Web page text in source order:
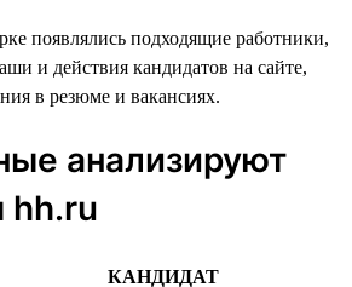
появлялись подходящие работники,
и действия кандидатов на сайте,
в резюме и вакансиях.
анализируют
hh.ru
КАНДИДАТ